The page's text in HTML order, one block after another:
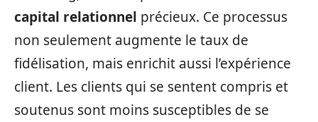
capital relationnel précieux. Ce processus
non seulement augmente le taux de
fidélisation, mais enrichit aussi l’expérience
client. Les clients qui se sentent compris et
soutenus sont moins susceptibles de se